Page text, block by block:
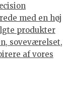
med en høj
produkter
soveværelset,
af vores